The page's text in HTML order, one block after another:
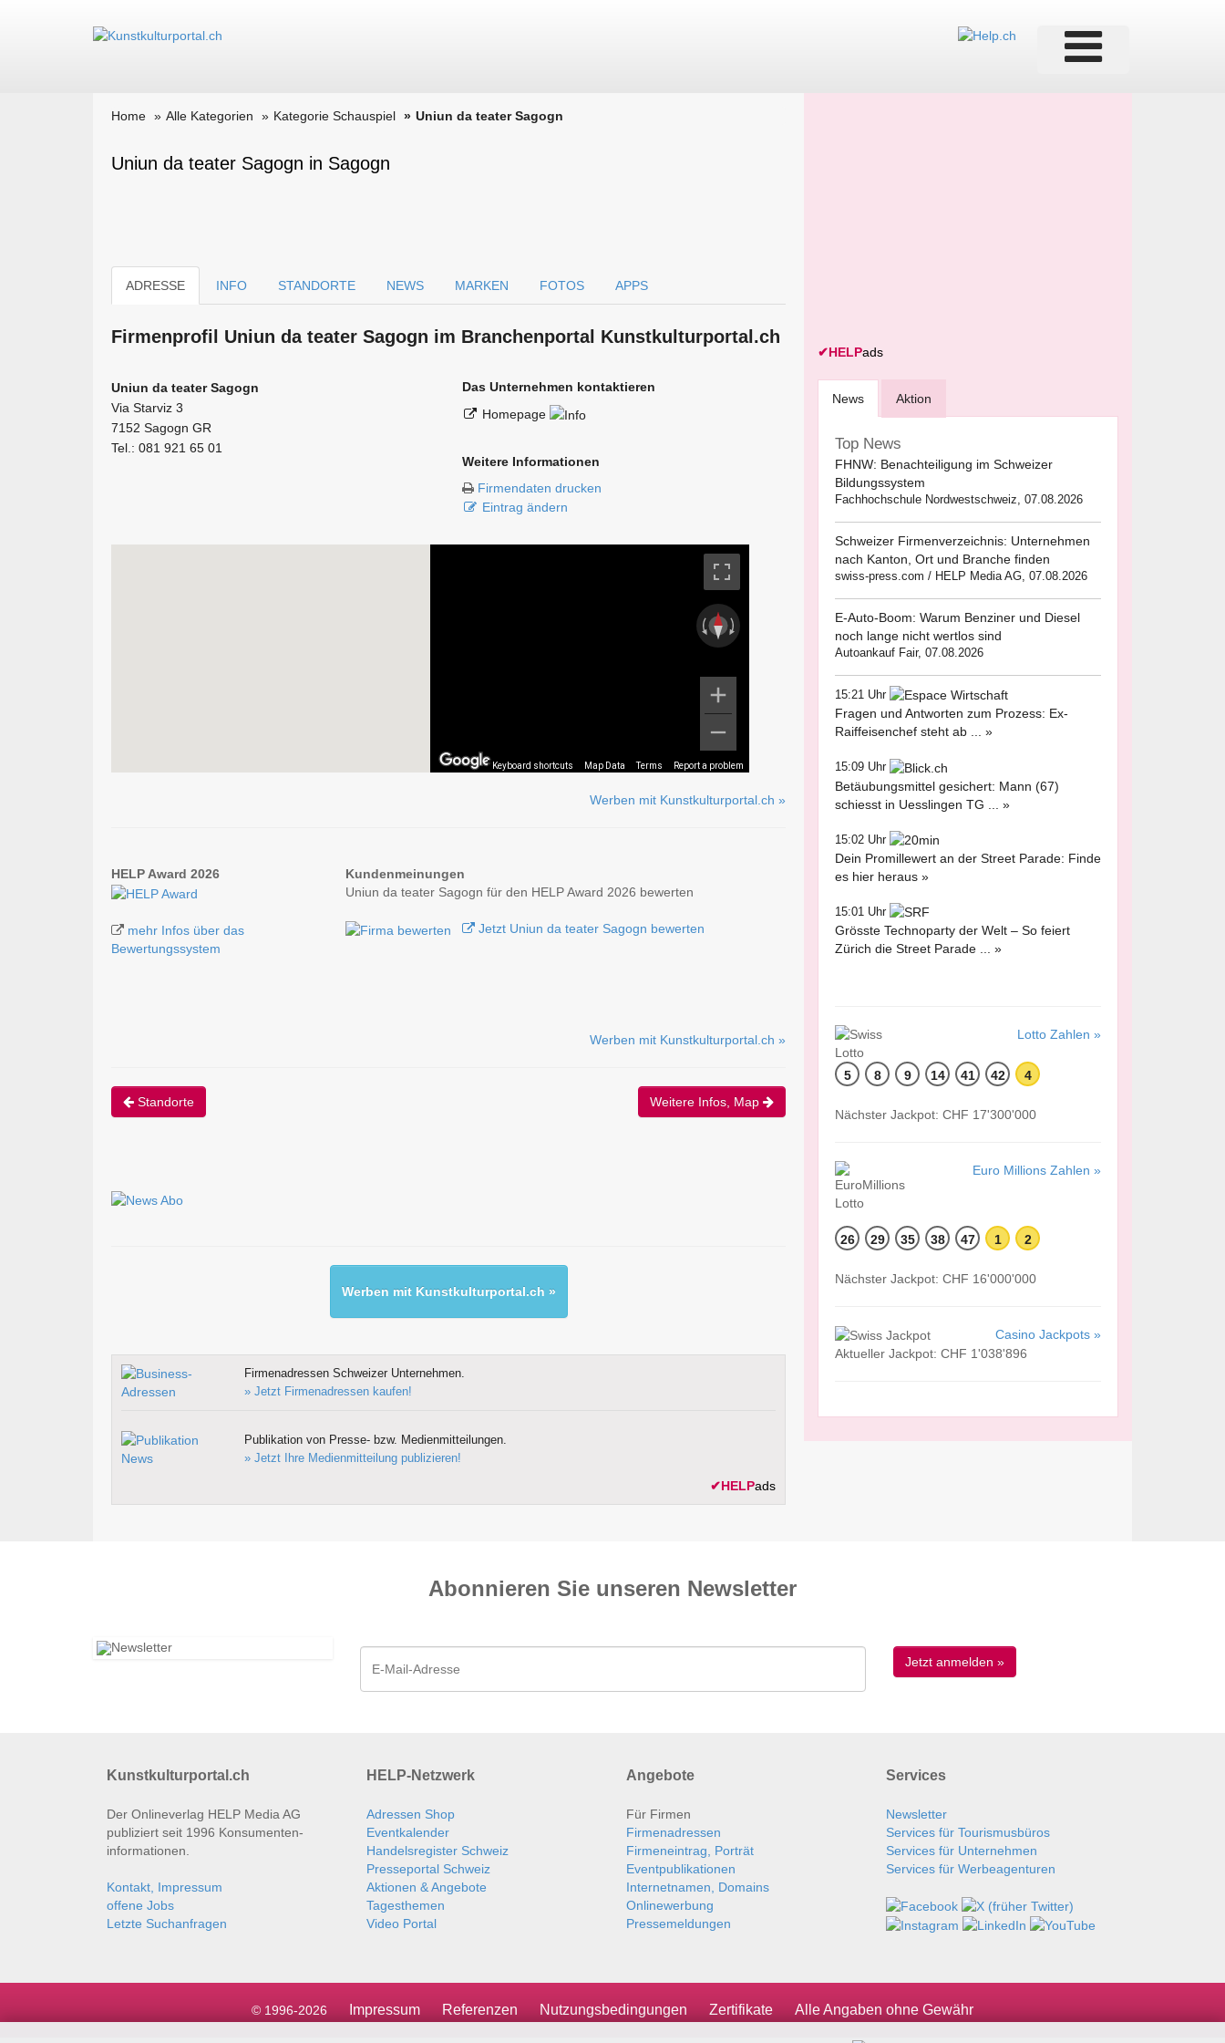
Home Alle Kategorien Kategorie Schauspiel Uniun da teater Sagogn
Uniun da teater Sagogn in Sagogn
ADRESSE INFO STANDORTE NEWS MARKEN FOTOS APPS
Firmen­profil Uniun da teater Sagogn im Branchen­portal Kunstkulturportal.ch
Uniun da teater Sagogn
Via Starviz 3
7152 Sagogn GR
Tel.: 081 921 65 01
Das Unternehmen kontaktieren
Homepage
Weitere Informationen
Firmendaten drucken
Eintrag ändern
Keyboard shortcuts Map Data Terms Report a problem
Werben mit Kunstkulturportal.ch »
HELP Award 2026
mehr Infos über das
Bewertungssystem
Kundenmeinungen
Uniun da teater Sagogn für den HELP Award 2026 bewerten
Jetzt Uniun da teater Sagogn bewerten
Werben mit Kunstkulturportal.ch »
Standorte Weitere Infos, Map
Werben mit Kunstkulturportal.ch »
Firmenadressen Schweizer Unternehmen.
» Jetzt Firmenadressen kaufen!
Publikation von Presse- bzw. Medienmitteilungen.
» Jetzt Ihre Medienmitteilung publizieren!
✔HELPads
✔HELPads
News Aktion
Top News
FHNW: Benachteiligung im Schweizer
Bildungssystem
Fachhochschule Nordwestschweiz, 07.08.2026
Schweizer Firmenverzeichnis: Unternehmen
nach Kanton, Ort und Branche finden
swiss-press.com / HELP Media AG, 07.08.2026
E-Auto-Boom: Warum Benziner und Diesel
noch lange nicht wertlos sind
Autoankauf Fair, 07.08.2026
15:21 Uhr
Fragen und Antworten zum Prozess: Ex-
Raiffeisenchef steht ab ... »
15:09 Uhr
Betäubungsmittel gesichert: Mann (67)
schiesst in Uesslingen TG ... »
15:02 Uhr
Dein Promillewert an der Street Parade: Finde
es hier heraus »
15:01 Uhr
Grösste Technoparty der Welt – So feiert
Zürich die Street Parade ... »
Lotto Zahlen »
5 8 9 14 41 42 4
Nächster Jackpot: CHF 17'300'000
Euro Millions Zahlen »
26 29 35 38 47 1 2
Nächster Jackpot: CHF 16'000'000
Casino Jackpots »
Aktueller Jackpot: CHF 1'038'896
Abonnieren Sie unseren News­letter
Kunstkulturportal.ch
Der Onlineverlag HELP Media AG
publiziert seit 1996 Konsumenten­
informationen.
Kontakt, Impressum
offene Jobs
Letzte Suchanfragen
HELP-Netzwerk
Adressen Shop
Eventkalender
Handelsregister Schweiz
Presseportal Schweiz
Aktionen & Angebote
Tagesthemen
Video Portal
Angebote
Für Firmen
Firmenadressen
Firmeneintrag, Porträt
Eventpublikationen
Internetnamen, Domains
Onlinewerbung
Pressemeldungen
Services
Newsletter
Services für Tourismusbüros
Services für Unternehmen
Services für Werbeagenturen
© 1996-2026 Impressum Referenzen Nutzungsbedingungen Zertifikate Alle Angaben ohne Gewähr